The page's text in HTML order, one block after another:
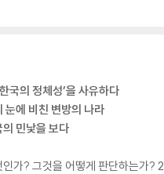
국의 정체성’을 사유하다
눈에 비친 변방의 나라
민낯을 보다
인가? 그것을 어떻게 판단하는가?